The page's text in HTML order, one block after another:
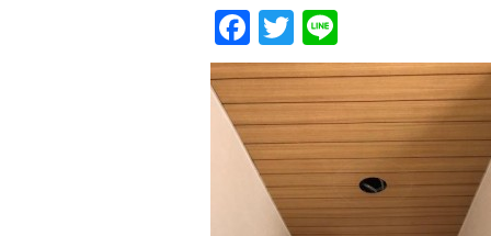
F
a
c
e
b
o
T
w
itt
er
n
e